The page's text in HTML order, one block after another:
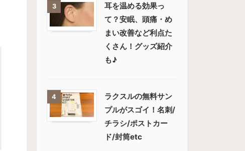
3
耳を温める効果っ
て？安眠、頭痛・め
まい改善など利点た
くさん！グッズ紹介
も♪
4
ラクスルの無料サン
プルがスゴイ！名刺/
チラシ/ポストカー
ド/封筒etc